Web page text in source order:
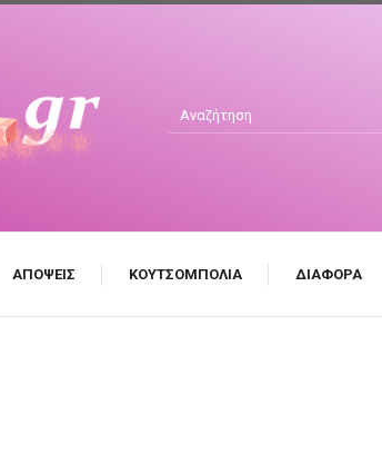
ΑΠΌΨΕΙΣ ΚΟΥΤΣΟΜΠΟΛΙΆ ΔΙΆΦΟΡΑ